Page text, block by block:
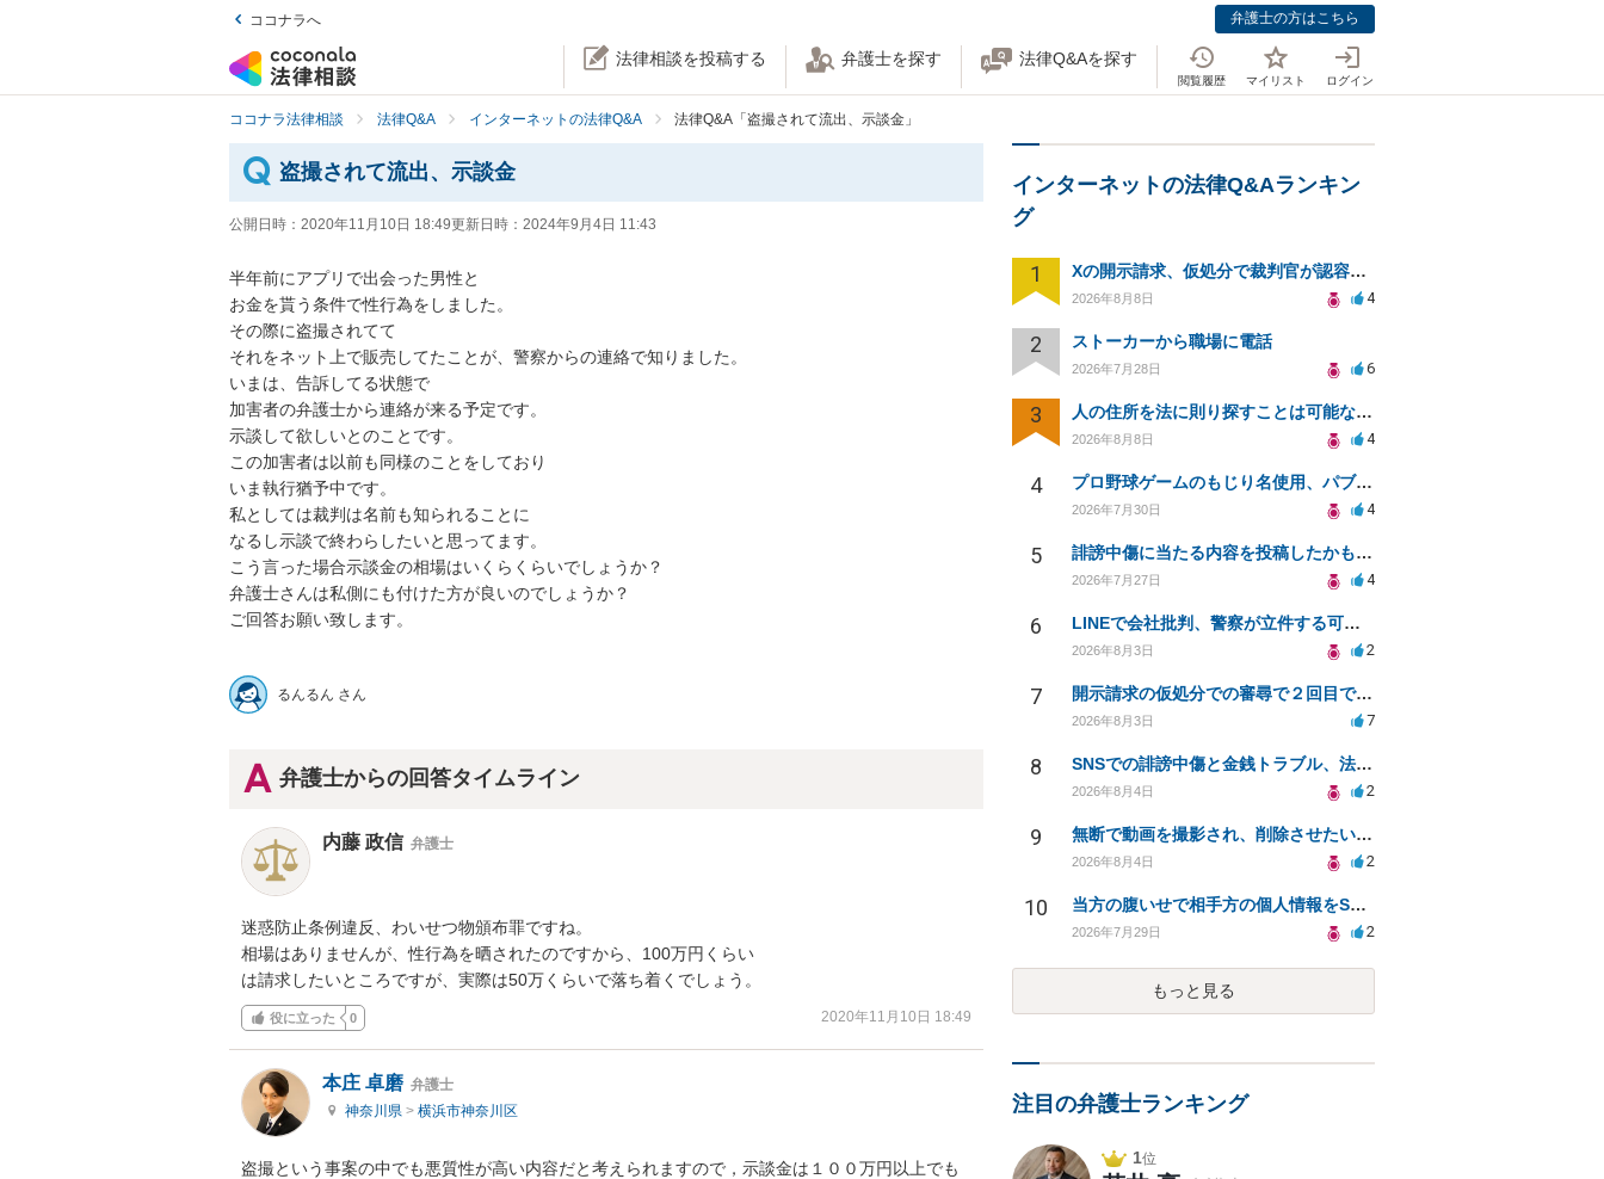
ココナラへ 弁護士の方はこちら
法律相談を投稿する 弁護士を探す 法律Q&Aを探す
閲覧履歴 マイリスト ログイン
ココナラ法律相談 法律Q&A インターネットの法律Q&A 法律Q&A「盗撮されて流出、示談金」
盗撮されて流出、示談金
公開日時： 2020年11月10日 18:49更新日時： 2024年9月4日 11:43
半年前にアプリで出会った男性と
お金を貰う条件で性行為をしました。
その際に盗撮されてて
それをネット上で販売してたことが、警察からの連絡で知りました。
いまは、告訴してる状態で
加害者の弁護士から連絡が来る予定です。
示談して欲しいとのことです。
この加害者は以前も同様のことをしており
いま執行猶予中です。
私としては裁判は名前も知られることに
なるし示談で終わらしたいと思ってます。
こう言った場合示談金の相場はいくらくらいでしょうか？
弁護士さんは私側にも付けた方が良いのでしょうか？
ご回答お願い致します。
るんるん さん
弁護士からの回答タイムライン
内藤 政信 弁護士
迷惑防止条例違反、わいせつ物頒布罪ですね。
相場はありませんが、性行為を晒されたのですから、100万円くらい
は請求したいところですが、実際は50万くらいで落ち着くでしょう。
役に立った 0 2020年11月10日 18:49
本庄 卓磨 弁護士
神奈川県 > 横浜市神奈川区
盗撮という事案の中でも悪質性が高い内容だと考えられますので，示談金は１００万円以上でも
インターネットの法律Q&Aランキン
グ
1 Xの開示請求、仮処分で裁判官が認容する意思と理由を明確化しても、相手側は争って引き延ばしますか
2026年8月8日 4
2 ストーカーから職場に電話
2026年7月28日 6
3 人の住所を法に則り探すことは可能なのか？
2026年8月8日 4
4 プロ野球ゲームのもじり名使用、パブリシティ権の影響は？
2026年7月30日 4
5 誹謗中傷に当たる内容を投稿したかもしれない。開示請求や民事刑事裁判に発展しうるのか教えて欲しい。
2026年7月27日 4
6 LINEで会社批判、警察が立件する可能性は？
2026年8月3日 2
7 開示請求の仮処分での審尋で２回目で終わらない場合どうしたらいいですか
2026年8月3日 7
8 SNSでの誹謗中傷と金銭トラブル、法的対応の相談
2026年8月4日 2
9 無断で動画を撮影され、削除させたいが連絡が返ってこない。
2026年8月4日 2
10 当方の腹いせで相手方の個人情報をSNSで晒してしまい名誉毀損させてしまったかもしれない
2026年7月29日 2
もっと見る
注目の弁護士ランキング
1位